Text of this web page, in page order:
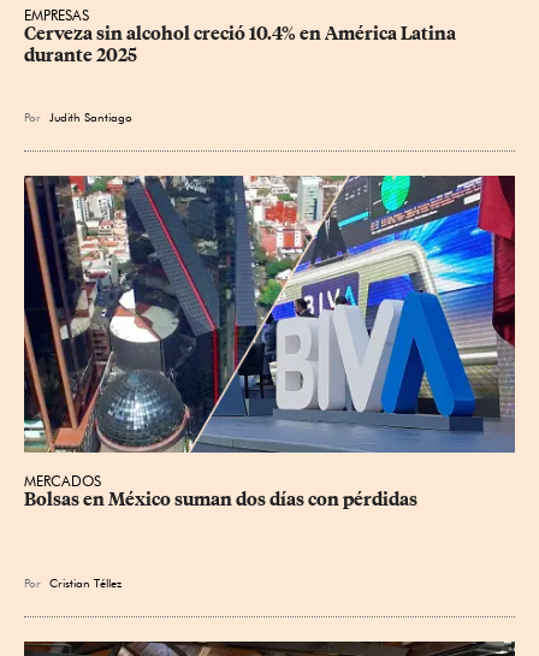
EMPRESAS
Cerveza sin alcohol creció 10.4% en América Latina
durante 2025
Por Judith Santiago
MERCADOS
Bolsas en México suman dos días con pérdidas
Por Cristian Téllez